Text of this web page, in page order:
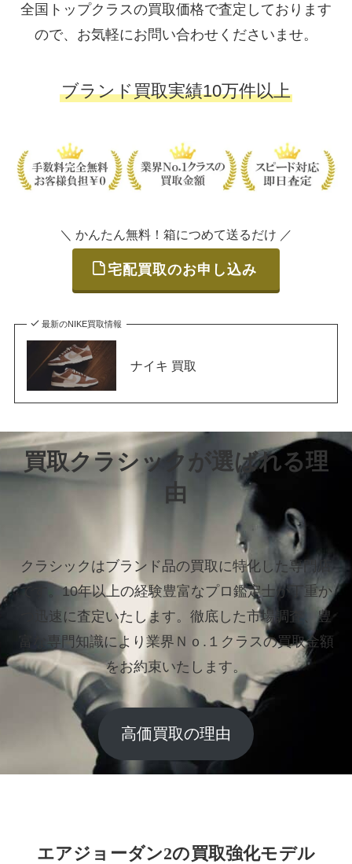
全国トップクラスの買取価格で査定しております
ので、お気軽にお問い合わせくださいませ。
ブランド買取実績10万件以上
＼ かんたん無料！箱につめて送るだけ ／
宅配買取のお申し込み
最新のNIKE買取情報
ナイキ 買取
買取クラシックが選ばれる理
由
クラシックはブランド品の買取に特化した専門店
です。10年以上の経験豊富なプロ鑑定士が丁重か
つ迅速に査定いたします。 徹底した市場調査、豊
富な専門知識により業界Ｎｏ.１クラスの買取金額
をお約束いたします。
高価買取の理由
エアジョーダン2の買取強化モデル